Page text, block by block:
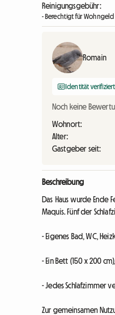
Reinigungsgebühr:
- Berechtigt für Wohngeld
Romain
Identität verifiziert
Noch keine
Wohnort:
Alter:
Gastgeber seit:
Beschreibung
Das Haus wurde
Maquis. Fünf der
- Eigenes Bad, WC,
- Ein Bett (150 x 200
- Jedes Schlafzimmer
Zur gemeinsamen